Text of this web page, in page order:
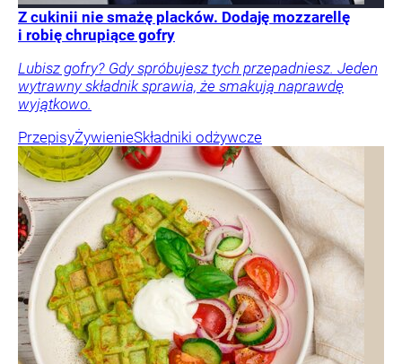
Z cukinii nie smażę placków. Dodaję mozzarellę
i robię chrupiące gofry
Lubisz gofry? Gdy spróbujesz tych przepadniesz. Jeden
wytrawny składnik sprawia, że smakują naprawdę
wyjątkowo.
PrzepisyŻywienieSkładniki odżywcze